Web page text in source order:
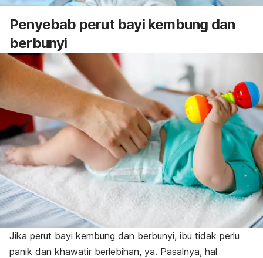
Penyebab perut bayi kembung dan
berbunyi
Jika perut bayi kembung dan berbunyi, ibu tidak perlu
panik dan khawatir berlebihan, ya. Pasalnya, hal